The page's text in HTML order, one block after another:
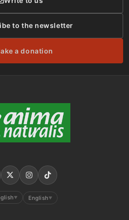
to the newsletter
a donation
▼ English ▼